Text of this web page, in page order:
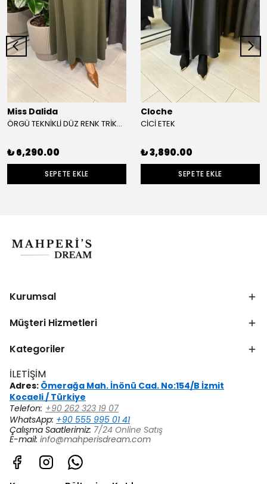
Miss Dalida
ÖRGÜ TEKNİKLİ DÜZ RENK TRİKO ETEK
₺ 6,290.00
SEPETE EKLE
Cloche
CİCİ ETEK
₺ 3,890.00
SEPETE EKLE
Kurumsal
Müşteri Hizmetleri
Kategoriler
İLETİŞİM
Adres: Ömerağa Mah. İnönü Cad. No:154/B İzmit
Kocaeli / Türkiye
Telefon: +90 262 323 19 07
WhatsApp: +90 555 995 01 41
Çalışma Saatlerimiz: 7/24 Online Satış
E-mail: info@mahperisdream.com